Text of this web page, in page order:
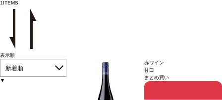
1 ITEMS
表示順
新着順
▼
赤ワイン
甘口
まとめ買い